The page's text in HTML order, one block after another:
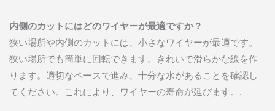
内側のカットにはどのワイヤーが最適ですか？
狭い場所や内側のカットには、小さなワイヤーが最適です。
狭い場所でも簡単に回転できます。きれいで滑らかな線を作
ります。適切なペースで進み、十分な水があることを確認し
てください。これにより、ワイヤーの寿命が延びます。.